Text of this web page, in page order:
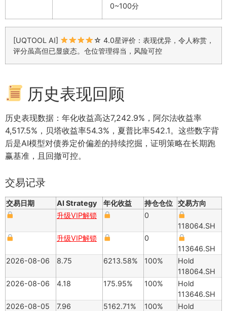
0~100分
[UQTOOL AI]
☆ 4.0星评价：表现优异，令人称赏，
评分虽高但已显疲态。仓位管理得当，风险可控
历史表现回顾
历史表现数据：年化收益高达7,242.9%，阿尔法收益率
4,517.5%，贝塔收益率54.3%，夏普比率542.1。这些数字背
后是AI模型对债券定价偏差的持续挖掘，证明策略在长期跑
赢基准，且回撤可控。
交易记录
交易日期 AI Strategy 年化收益 持仓仓位 交易方向
升级VIP解锁
0
118064.SH
升级VIP解锁
0
113646.SH
2026-08-06
8.75 6213.58% 100%
Hold
118064.SH
2026-08-06
4.18 175.95% 100%
Hold
113646.SH
2026-08-05
7.96 5162.71% 100%
Hold